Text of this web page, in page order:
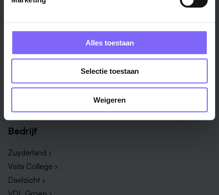
Alles toestaan
Selectie toestaan
Weigeren
ICT ›
Onderwijsassistent ›
Alle functies ›
Bedrijf
Zuyderland ›
Vista College ›
Daelzicht ›